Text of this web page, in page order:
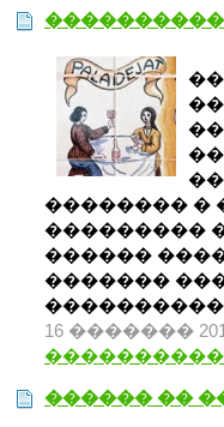
�������� �
���������
������
�������
16 �������
������ ��